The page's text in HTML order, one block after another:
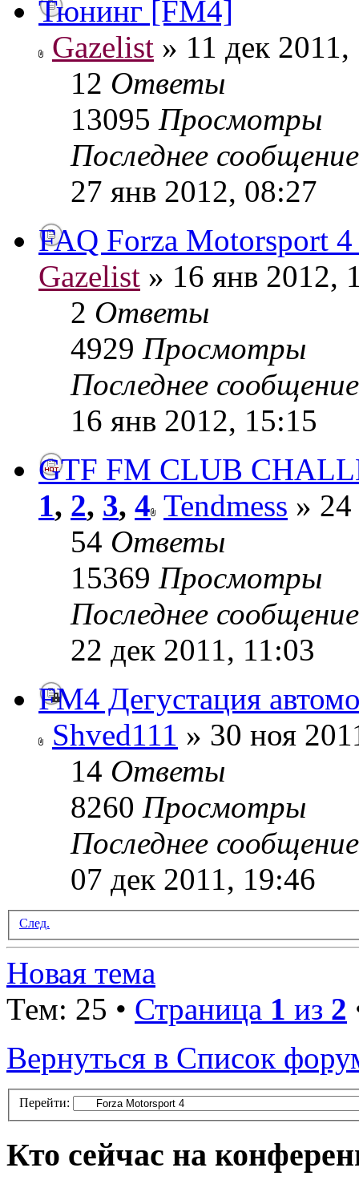
Тюнинг [FM4]
Gazelist » 11 дек
12 Ответы
13095 Просмотры
Последнее
27 янв 2012, 08:27
FAQ Forza Motorsport
Gazelist » 16 янв 2012,
2 Ответы
4929 Просмотры
Последнее
16 янв 2012, 15:15
GTF FM CLUB
1, 2, 3, 4 Tendmess »
54 Ответы
15369 Просмотры
Последнее
22 дек 2011, 11:03
FM4 Дегустация
Shved111 » 30 ноя
14 Ответы
8260 Просмотры
Последнее
07 дек 2011, 19:46
След.
Новая тема
Тем: 25 • Страница 1 из 2
Вернуться в Список
Перейти:
Кто сейчас на